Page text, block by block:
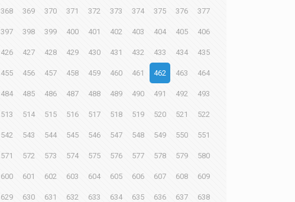
368 369 370 371 372 373 374 375 376 377
397 398 399 400 401 402 403 404 405 406
426 427 428 429 430 431 432 433 434 435
455 456 457 458 459 460 461 462 463 464
484 485 486 487 488 489 490 491 492 493
513 514 515 516 517 518 519 520 521 522
542 543 544 545 546 547 548 549 550 551
571 572 573 574 575 576 577 578 579 580
600 601 602 603 604 605 606 607 608 609
629 630 631 632 633 634 635 636 637 638